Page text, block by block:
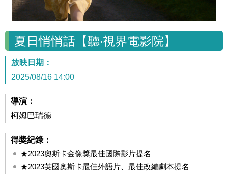
夏日悄悄話【聽‧視界電影院】
放映日期：
2025/08/16 14:00
導演：
柯姆巴瑞德
得獎紀錄：
★2023奧斯卡金像獎最佳國際影片提名
★2023英國奧斯卡最佳外語片、最佳改編劇本提名